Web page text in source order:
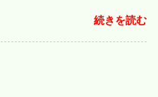
ン付きだから一度は乗って
内では5条刈りの100㎰で作
秋作業は儲かるというのが
値段になる。 後で選別するの
ので 一度に選別するやり方
方式にした。 今年は酒米30
ろで未熟が3袋出る。 1.85ｍ
続きを読む